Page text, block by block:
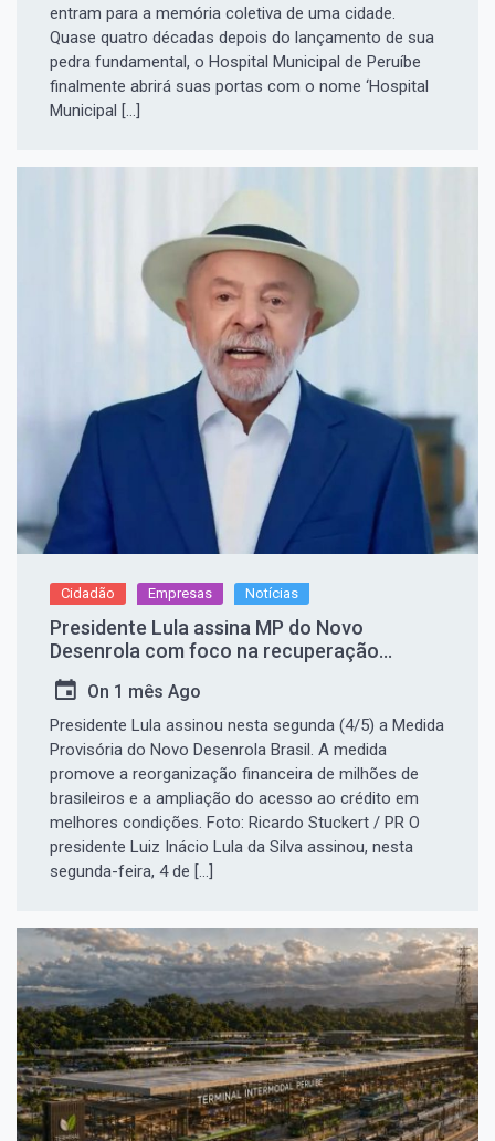
entram para a memória coletiva de uma cidade.
Quase quatro décadas depois do lançamento de sua
pedra fundamental, o Hospital Municipal de Peruíbe
finalmente abrirá suas portas com o nome ‘Hospital
Municipal […]
Cidadão Empresas Notícias
Presidente Lula assina MP do Novo
Desenrola com foco na recuperação
financeira de famílias, estudantes e
pequenos empreendedores
On 1 mês Ago
Presidente Lula assinou nesta segunda (4/5) a Medida
Provisória do Novo Desenrola Brasil. A medida
promove a reorganização financeira de milhões de
brasileiros e a ampliação do acesso ao crédito em
melhores condições. Foto: Ricardo Stuckert / PR O
presidente Luiz Inácio Lula da Silva assinou, nesta
segunda-feira, 4 de […]